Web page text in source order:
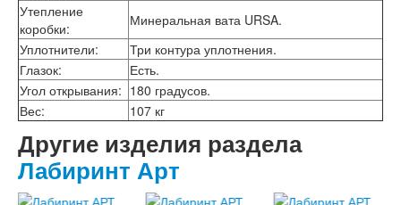
Утепление
коробки:
Минеральная вата URSA.
Уплотнители:
Три контура уплотнения.
Глазок:
Есть.
Угол открывания: 180 градусов.
Вес: 107 кг
Другие изделия раздела
Лабиринт Арт